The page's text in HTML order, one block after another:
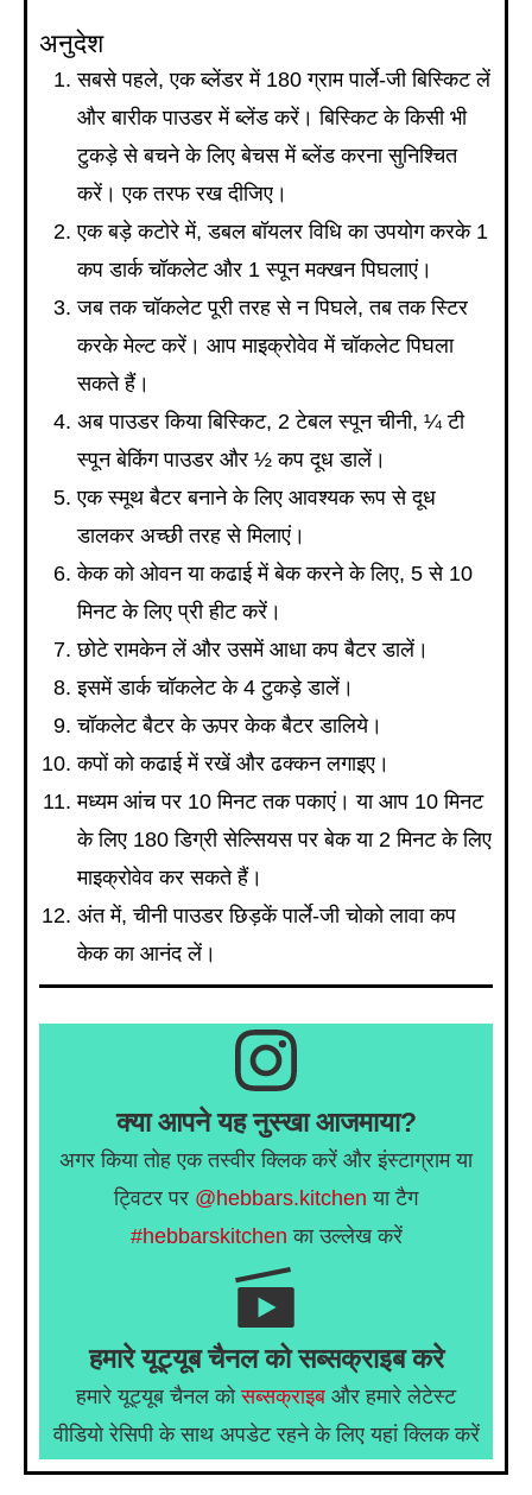
अनुदेश
सबसे पहले, एक ब्लेंडर में 180 ग्राम पार्ले-जी बिस्किट लें
और बारीक पाउडर में ब्लेंड करें। बिस्किट के किसी भी
टुकड़े से बचने के लिए बेचस में ब्लेंड करना सुनिश्चित
करें। एक तरफ रख दीजिए।
एक बड़े कटोरे में, डबल बॉयलर विधि का उपयोग करके 1
कप डार्क चॉकलेट और 1 स्पून मक्खन पिघलाएं।
जब तक चॉकलेट पूरी तरह से न पिघले, तब तक स्टिर
करके मेल्ट करें। आप माइक्रोवेव में चॉकलेट पिघला
सकते हैं।
अब पाउडर किया बिस्किट, 2 टेबल स्पून चीनी, ¼ टी
स्पून बेकिंग पाउडर और ½ कप दूध डालें।
एक स्मूथ बैटर बनाने के लिए आवश्यक रूप से दूध
डालकर अच्छी तरह से मिलाएं।
केक को ओवन या कढाई में बेक करने के लिए, 5 से 10
मिनट के लिए प्री हीट करें।
छोटे रामकेन लें और उसमें आधा कप बैटर डालें।
इसमें डार्क चॉकलेट के 4 टुकड़े डालें।
चॉकलेट बैटर के ऊपर केक बैटर डालिये।
कपों को कढाई में रखें और ढक्कन लगाइए।
मध्यम आंच पर 10 मिनट तक पकाएं। या आप 10 मिनट
के लिए 180 डिग्री सेल्सियस पर बेक या 2 मिनट के लिए
माइक्रोवेव कर सकते हैं।
अंत में, चीनी पाउडर छिड़कें पार्ले-जी चोको लावा कप
केक का आनंद लें।
क्या आपने यह नुस्खा आजमाया?
अगर किया तोह एक तस्वीर क्लिक करें और इंस्टाग्राम या
ट्विटर पर @hebbars.kitchen या टैग
#hebbarskitchen का उल्लेख करें
हमारे यूट्यूब चैनल को सब्सक्राइब करे
हमारे यूट्यूब चैनल कोसब्सक्राइब और हमारे लेटेस्ट
वीडियो रेसिपी के साथ अपडेट रहने के लिए यहां क्लिक करें